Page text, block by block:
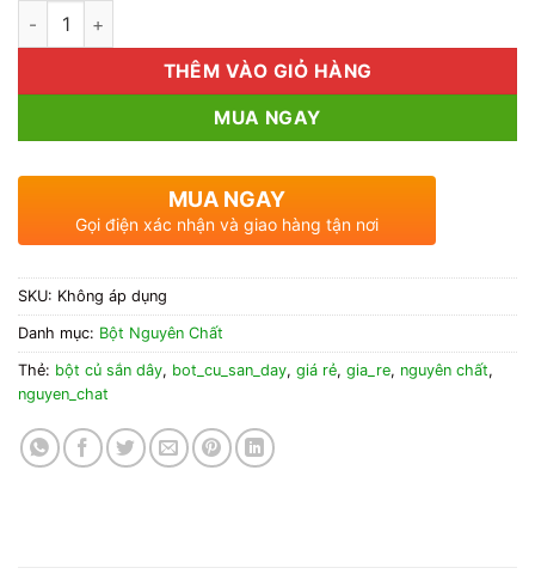
1kg Bột Củ Sắn Dây Giá Rẻ số lượng
THÊM VÀO GIỎ HÀNG
MUA NGAY
MUA NGAY
Gọi điện xác nhận và giao hàng tận nơi
SKU: Không áp dụng
Danh mục: Bột Nguyên Chất
Thẻ: bột củ sắn dây, bot_cu_san_day, giá rẻ, gia_re, nguyên chất,
nguyen_chat